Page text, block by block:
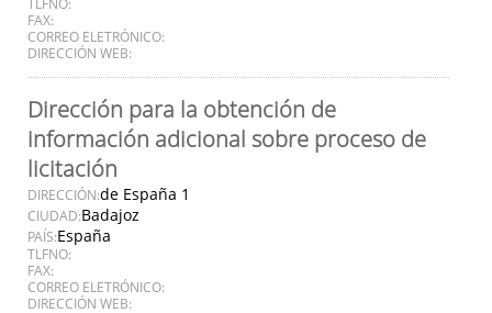
TLFNO:
FAX:
CORREO ELETRÓNICO:
DIRECCIÓN WEB:
Dirección para la obtención de
información adicional sobre proceso de
licitación
DIRECCIÓN:de España 1
CIUDAD:Badajoz
PAÍS:España
TLFNO:
FAX:
CORREO ELETRÓNICO:
DIRECCIÓN WEB: